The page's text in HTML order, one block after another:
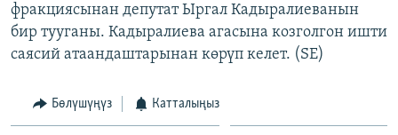
фракциясынан депутат Ыргал Кадыралиеванын
бир тууганы. Кадыралиева агасына козголгон ишти
саясий атаандаштарынан көрүп келет. (SE)
Бөлүшүңүз Катталыңыз